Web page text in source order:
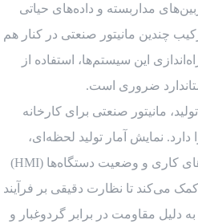
مداربسته و داده‌های حیاتی
چندین مانیتور صنعتی در کنار هم
این سیستم‌ها، استفاده از
ضروری است.
مانیتور صنعتی برای کارخانه
نمایش آمار تولید لحظه‌ای،
هشدارهای ایمنی، دستورالعمل‌های کاری و وضعیت دستگاه‌ها (HMI)
می‌کند تا نظارت دقیقی بر فرآیند
به دلیل مقاومت در برابر گردوغبار و